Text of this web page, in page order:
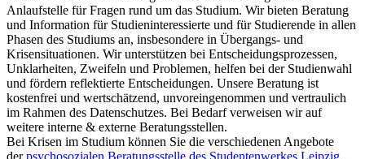
Anlaufstelle für Fragen rund um das Studium. Wir bieten Beratung
und Information für Studieninteressierte und für Studierende in allen
Phasen des Studiums an, insbesondere in Übergangs- und
Krisensituationen. Wir unterstützen bei Entscheidungsprozessen,
Unklarheiten, Zweifeln und Problemen, helfen bei der Studienwahl
und fördern reflektierte Entscheidungen. Unsere Beratung ist
kostenfrei und wertschätzend, unvoreingenommen und vertraulich
im Rahmen des Datenschutzes. Bei Bedarf verweisen wir auf
weitere interne & externe Beratungsstellen.
Bei Krisen im Studium können Sie die verschiedenen Angebote
derpsychosozialen Beratungsstelle des Studentenwerkes Leipzig